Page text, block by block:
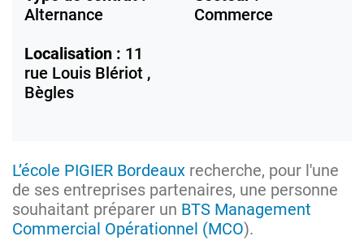
Alternance
Commerce
Localisation : 11
rue Louis Blériot ,
Bègles
L’école PIGIER Bordeaux recherche, pour l'une
de ses entreprises partenaires, une personne
souhaitant préparer un BTS Management
Commercial Opérationnel (MCO).